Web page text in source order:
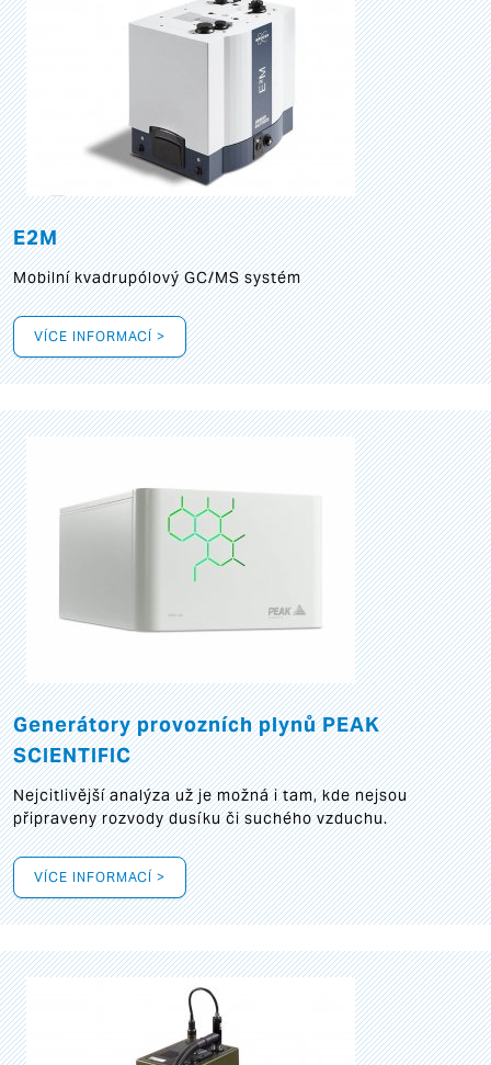
E2M
Mobilní kvadrupólový GC/MS systém
VÍCE INFORMACÍ >
Generátory provozních plynů PEAK
SCIENTIFIC
Nejcitlivější analýza už je možná i tam, kde nejsou
připraveny rozvody dusíku či suchého vzduchu.
VÍCE INFORMACÍ >